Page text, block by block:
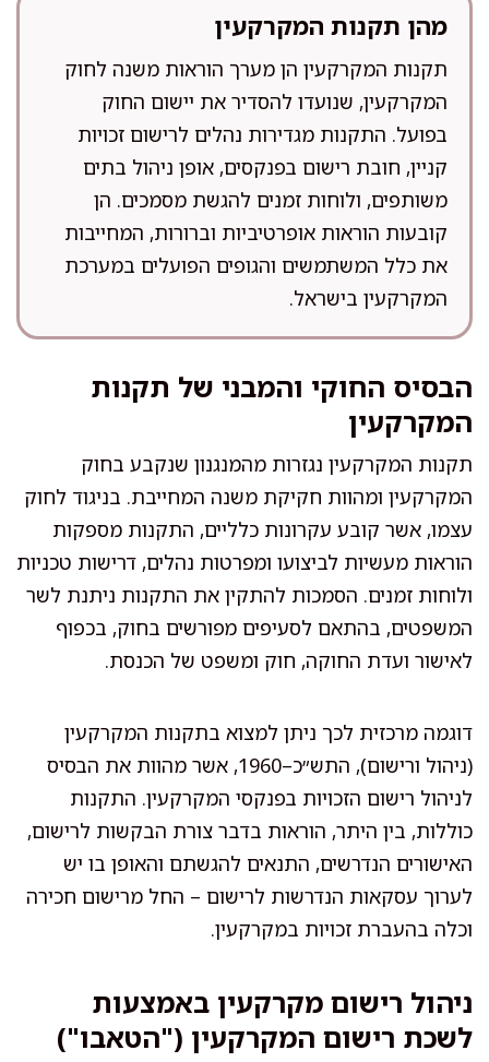
מהן תקנות המקרקעין
תקנות המקרקעין הן מערך הוראות משנה לחוק
המקרקעין, שנועדו להסדיר את יישום החוק
בפועל. התקנות מגדירות נהלים לרישום זכויות
קניין, חובת רישום בפנקסים, אופן ניהול בתים
משותפים, ולוחות זמנים להגשת מסמכים. הן
קובעות הוראות אופרטיביות וברורות, המחייבות
את כלל המשתמשים והגופים הפועלים במערכת
המקרקעין בישראל.
הבסיס החוקי והמבני של תקנות
המקרקעין
תקנות המקרקעין נגזרות מהמנגנון שנקבע בחוק
המקרקעין ומהוות חקיקת משנה המחייבת. בניגוד לחוק
עצמו, אשר קובע עקרונות כלליים, התקנות מספקות
הוראות מעשיות לביצועו ומפרטות נהלים, דרישות טכניות
ולוחות זמנים. הסמכות להתקין את התקנות ניתנת לשר
המשפטים, בהתאם לסעיפים מפורשים בחוק, בכפוף
לאישור ועדת החוקה, חוק ומשפט של הכנסת.
דוגמה מרכזית לכך ניתן למצוא בתקנות המקרקעין
(ניהול ורישום), התש״כ–1960, אשר מהוות את הבסיס
לניהול רישום הזכויות בפנקסי המקרקעין. התקנות
כוללות, בין היתר, הוראות בדבר צורת הבקשות לרישום,
האישורים הנדרשים, התנאים להגשתם והאופן בו יש
לערוך עסקאות הנדרשות לרישום – החל מרישום חכירה
וכלה בהעברת זכויות במקרקעין.
ניהול רישום מקרקעין באמצעות
לשכת רישום המקרקעין ("הטאבו")